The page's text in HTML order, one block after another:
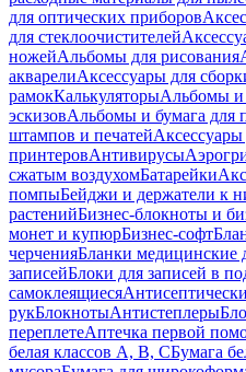
для оптических приборов
для стеклоочистителей
ножейАльбомы для рисования
акварелиАксессуары для
рамокКалькуляторыАльбомы и
эскизовАльбомы и бумага для
штампов и печатей
принтеровАнтивирусы
сжатым воздухомБатарейки
помпыБейджи и держатели к
растенийБизнес-блокноты и
монет и купюрБизнес-софт
черченияБланки медицинские
записейБлоки для записей в
самоклеящиеся
рукБлокнотыАнтистеплеры
переплетеАптечка первой
белая классов А, В, СБумага